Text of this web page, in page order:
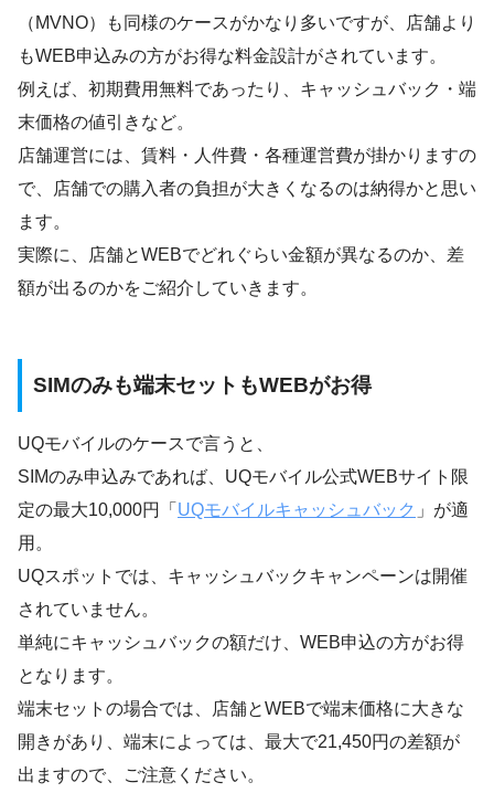
（MVNO）も同様のケースがかなり多いですが、店舗より
もWEB申込みの方がお得な料金設計がされています。
例えば、初期費用無料であったり、キャッシュバック・端
末価格の値引きなど。
店舗運営には、賃料・人件費・各種運営費が掛かりますの
で、店舗での購入者の負担が大きくなるのは納得かと思い
ます。
実際に、店舗とWEBでどれぐらい金額が異なるのか、差
額が出るのかをご紹介していきます。
SIMのみも端末セットもWEBがお得
UQモバイルのケースで言うと、
SIMのみ申込みであれば、UQモバイル公式WEBサイト限
定の最大10,000円「 UQモバイルキャッシュバック 」が適
用。
UQスポットでは、キャッシュバックキャンペーンは開催
されていません。
単純にキャッシュバックの額だけ、WEB申込の方がお得
となります。
端末セットの場合では、店舗とWEBで端末価格に大きな
開きがあり、端末によっては、最大で21,450円の差額が
出ますので、ご注意ください。